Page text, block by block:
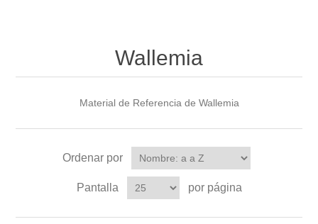
Wallemia
Material de Referencia de Wallemia
Ordenar por
Pantalla por página